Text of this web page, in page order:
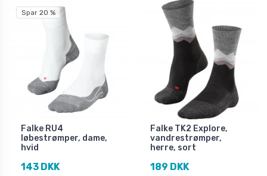
Spar 20 %
Falke RU4
løbestrømper, dame,
hvid
143 DKK
Falke TK2 Explore,
vandrestrømper,
herre, sort
189 DKK